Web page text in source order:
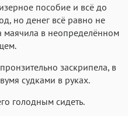
пособие и всё до
но денег всё равно не
маячила в неопределённом
заскрипела, в
судками в руках.
голодным сидеть.